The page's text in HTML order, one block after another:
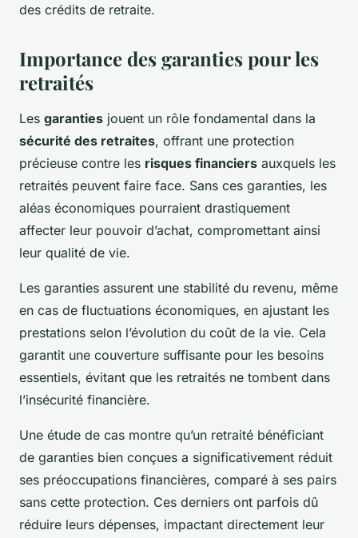
des crédits de retraite.
Importance des garanties pour les
retraités
Les garanties jouent un rôle fondamental dans la
sécurité des retraites, offrant une protection
précieuse contre les risques financiers auxquels les
retraités peuvent faire face. Sans ces garanties, les
aléas économiques pourraient drastiquement
affecter leur pouvoir d’achat, compromettant ainsi
leur qualité de vie.
Les garanties assurent une stabilité du revenu, même
en cas de fluctuations économiques, en ajustant les
prestations selon l’évolution du coût de la vie. Cela
garantit une couverture suffisante pour les besoins
essentiels, évitant que les retraités ne tombent dans
l’insécurité financière.
Une étude de cas montre qu’un retraité bénéficiant
de garanties bien conçues a significativement réduit
ses préoccupations financières, comparé à ses pairs
sans cette protection. Ces derniers ont parfois dû
réduire leurs dépenses, impactant directement leur